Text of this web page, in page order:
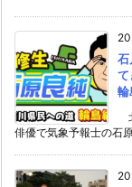
石
て
俳優で気象予報士の石